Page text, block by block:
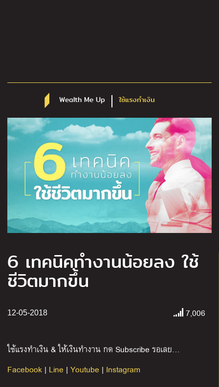
Wealth Me Up ใช้แรงทำเงิน
6 เทคนิคทำงานน้อยลง ใช้
ชีวิตมากขึ้น
12-05-2018 7,006
ใช้แรงทำเงิน & ให้เงินทำงาน กด Subscribe รอเลย…
Facebook | Line | Youtube | Instagram